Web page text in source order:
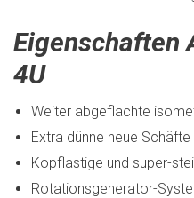
Eigenschaften
4U
Weiter abgeflachte
Extra dünne neue Schäfte
Kopflastige und super-
Rotationsgenerator-